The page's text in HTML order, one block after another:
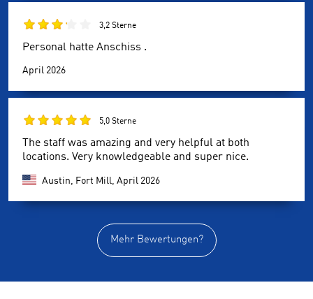
3,2 Sterne
Personal hatte Anschiss .
April 2026
5,0 Sterne
The staff was amazing and very helpful at both
locations. Very knowledgeable and super nice.
Austin, Fort Mill, April 2026
Mehr Bewertungen?